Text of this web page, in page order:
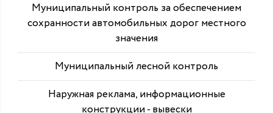
Муниципальный контроль за обеспечением
сохранности автомобильных дорог местного
значения
Муниципальный лесной контроль
Наружная реклама, информационные
конструкции - вывески